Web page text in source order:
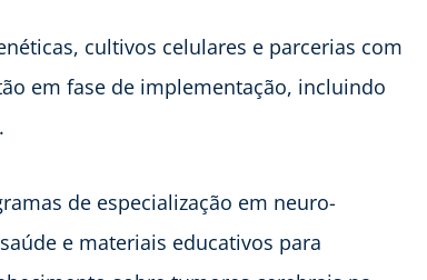
cultivos celulares e parcerias com
em fase de implementação, incluindo
de especialização em neuro-
e materiais educativos para